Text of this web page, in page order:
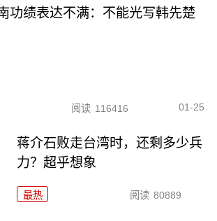
功绩表达不满：不能光写韩先楚
阅读 116416 01-25
蒋介石败走台湾时，还剩多少兵
力？超乎想象
最热 阅读 80889